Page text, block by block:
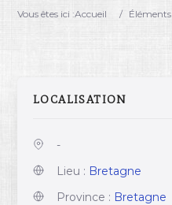
Vous êtes ici :Accueil / Éléments
LOCALISATION
-
Lieu : Bretagne
Province : Bretagne